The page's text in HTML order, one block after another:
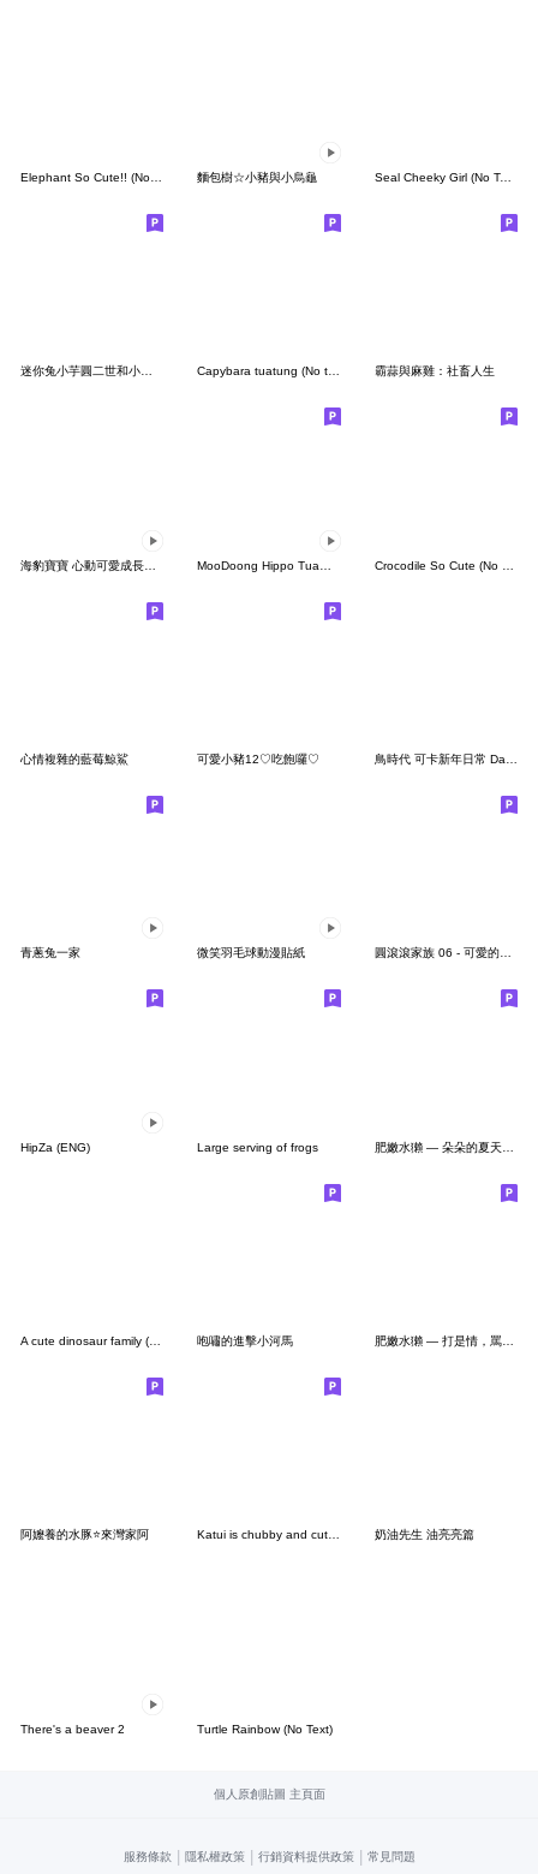
麵包樹☆小豬與小烏龜 Seal Cheeky Girl (No Text)
迷你兔小芋圓二世和小地瓜球 04 - 情侶日常 Capybara tuatung (No text) 霸蒜與麻雞：社畜人生
心情複雜的藍莓鯨鯊 可愛小豬12♡吃飽囉♡
青蔥兔一家 微笑羽毛球動漫貼紙 圓滾滾家族 06 - 可愛的抱枕與我
HipZa (ENG) Large serving of frogs 肥嫩水獺 — 朵朵的夏天日常
咆嘯的進擊小河馬 肥嫩水獺 — 打是情，罵是愛（納納版）
阿嬤養的水豚⭐來灣家阿 Katui is chubby and cute. (No Text) 奶油先生 油亮亮篇
There's a beaver 2 Turtle Rainbow (No Text)
個人原創貼圖 主頁面
服務條款 | 隱私權政策 | 行銷資料提供政策 | 常見問題